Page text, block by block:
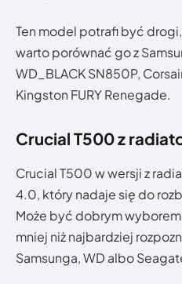
Ten model potrafi być
warto porównać go z
WD_BLACK SN850P,
Kingston FURY Renegade.
Crucial T500 z
Crucial T500 w wersji z
4.0, który nadaje się do
Może być dobrym
mniej niż najbardziej
Samsunga, WD albo